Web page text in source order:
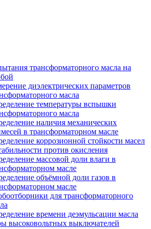
трансформаторного масла на
диэлектрических параметров
масла
температуры вспышки
масла
наличия механических
в трансформаторном масле
коррозионной стойкости масел
против окисления
массовой доли влаги в
масле
объёмной доли газов в
масле
для трансформаторного
времени деэмульсации масла
высоковольтных выключателей